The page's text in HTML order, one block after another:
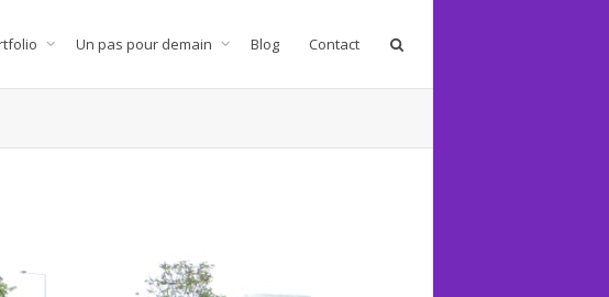
Un pas pour demain Blog Contact